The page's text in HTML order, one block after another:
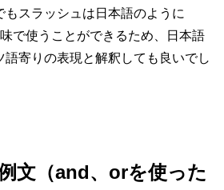
もスラッシュは日本語のように
で使うことができるため、日本語
寄りの表現と解釈しても良いでし
文（and、orを使った